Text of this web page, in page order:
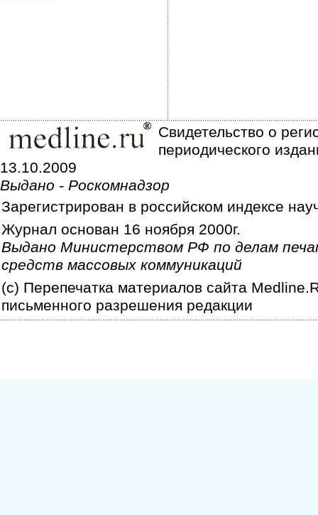
Свидетельство о
периодического
13.10.2009
Выдано - Роскомнадзор
Зарегистрирован в российском индексе
Журнал основан 16 ноября 2000г.
Выдано Министерством РФ по делам
средств массовых коммуникаций
(c) Перепечатка материалов сайта
письменного разрешения редакции